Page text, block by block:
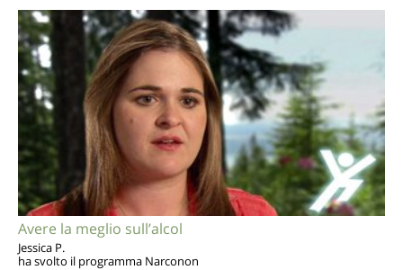
Avere la meglio sull’alcol
Jessica P.
ha svolto il programma Narconon